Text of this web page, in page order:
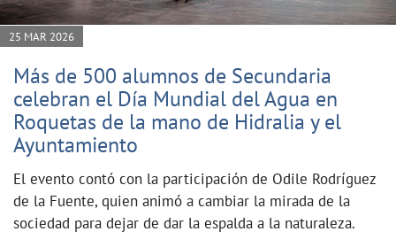
25 MAR 2026
Más de 500 alumnos de Secundaria
celebran el Día Mundial del Agua en
Roquetas de la mano de Hidralia y el
Ayuntamiento
El evento contó con la participación de Odile Rodríguez
de la Fuente, quien animó a cambiar la mirada de la
sociedad para dejar de dar la espalda a la naturaleza.